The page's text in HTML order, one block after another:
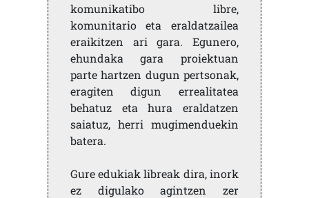
komunikatibo libre,
komunitario eta eraldatzailea
eraikitzen ari gara. Egunero,
ehundaka gara proiektuan
parte hartzen dugun pertsonak,
eragiten digun errealitatea
behatuz eta hura eraldatzen
saiatuz, herri mugimenduekin
batera.
Gure edukiak libreak dira, inork
ez digulako agintzen zer